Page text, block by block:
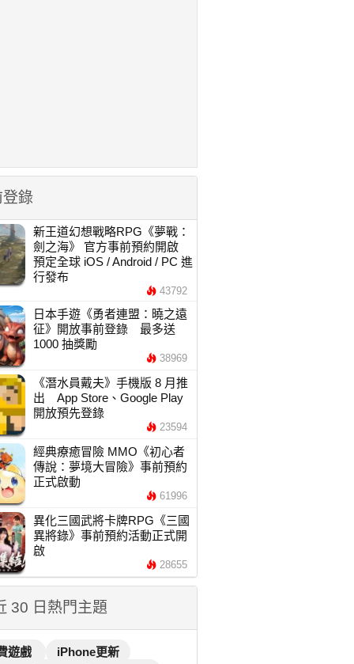
錄
新王道幻想戰略RPG《夢戰：
劍之海》 官方事前預約開啟
預定全球 iOS / Android / PC 進
行發布
43792
日本手遊《勇者連盟：曉之遠
征》開放事前登錄 最多送
1000 抽獎勵
38969
《潛水員戴夫》手機版 8 月推
出 App Store、Google Play
開放預先登錄
23594
經典療癒冒險 MMO《初心者
傳說：夢境大冒險》事前預約
正式啟動
61996
異化三國武將卡牌RPG《三國
異將錄》事前預約活動正式開
啟
28655
30 日熱門主題
遊戲
iPhone更新